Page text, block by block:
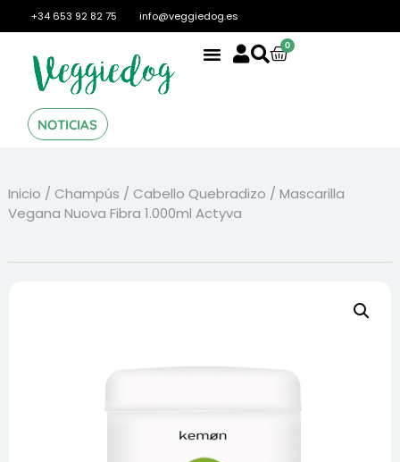
+34 653 92 82 75 info@veggiedog.es
0
NOTICIAS
Inicio / Champús / Cabello Quebradizo / Mascarilla
Vegana Nuova Fibra 1.000ml Actyva